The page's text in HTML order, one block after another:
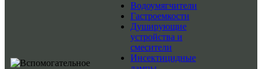
Водоумягчители
Гастроемкости
Душирующие
устройства и
смесители
Инсектицидные